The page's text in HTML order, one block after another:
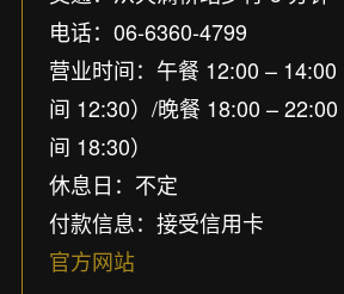
电话：06-6360-4799
营业时间：午餐 12:00 –
间 12:30）/晚餐 18:00 –
间 18:30）
休息日：不定
付款信息：接受信用卡
官方网站